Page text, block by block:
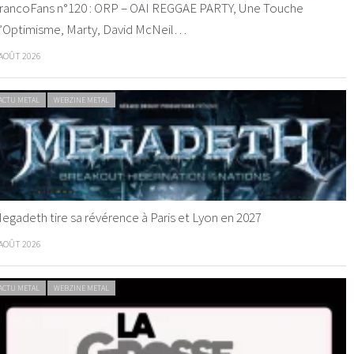
n°120 : ORP – OAI REGGAE PARTY, Une Touche
Marty, David McNeil…
2026
METAL WEBZINE METAL
tire sa révérence à Paris et Lyon en 2027
2026
METAL WEBZINE METAL